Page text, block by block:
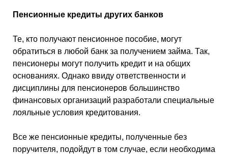
Пенсионные кредиты других банков
Те, кто получают пенсионное пособие, могут
обратиться в любой банк за получением займа. Так,
пенсионеры могут получить кредит и на общих
основаниях. Однако ввиду ответственности и
дисциплины для пенсионеров большинство
финансовых организаций разработали специальные
лояльные условия кредитования.
Все же пенсионные кредиты, полученные без
поручителя, подойдут в том случае, если необходима